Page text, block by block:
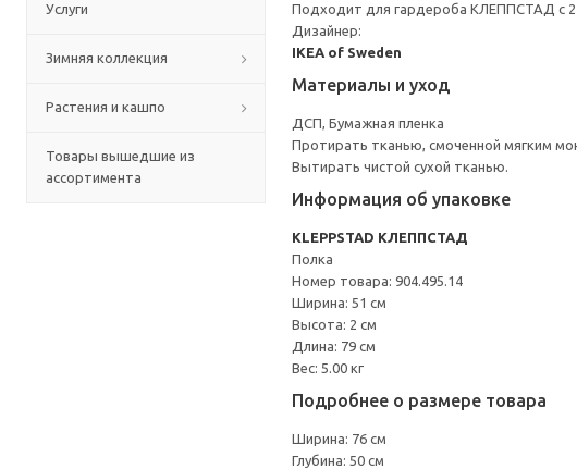
Услуги
Зимняя коллекция
Растения и кашпо
Товары вышедшие из
ассортимента
Подходит для гардероба КЛЕППСТАД с 2
Дизайнер:
IKEA of Sweden
Материалы и уход
ДСП, Бумажная пленка
Протирать тканью, смоченной мягким
Вытирать чистой сухой тканью.
Информация об упаковке
KLEPPSTAD КЛЕППСТАД
Полка
Номер товара: 904.495.14
Ширина: 51 см
Высота: 2 см
Длина: 79 см
Вес: 5.00 кг
Подробнее о размере товара
Ширина: 76 см
Глубина: 50 см